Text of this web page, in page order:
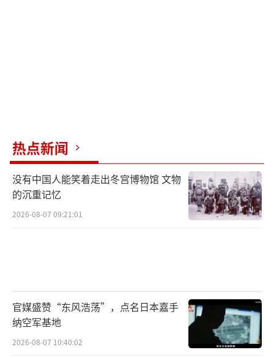
热点新闻
没有中国人能笑着走出冬宫博物馆 文物
的沉重记忆
2026-08-07 09:21:01
官媒盛赞“东风浩荡”，点名日本嘉手
纳空军基地
2026-08-07 10:40:02